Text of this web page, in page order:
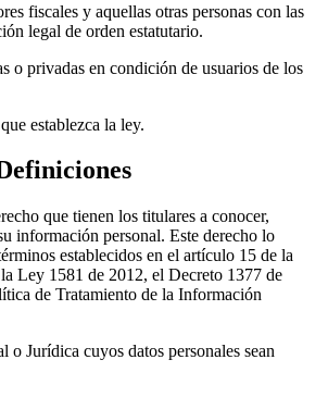
fiscales y aquellas otras personas con las
legal de orden estatutario.
o privadas en condición de usuarios de los
establezca la ley.
que tienen los titulares a conocer,
información personal. Este derecho lo
establecidos en el artículo 15 de la
Ley 1581 de 2012, el Decreto 1377 de
de Tratamiento de la Información
o Jurídica cuyos datos personales sean